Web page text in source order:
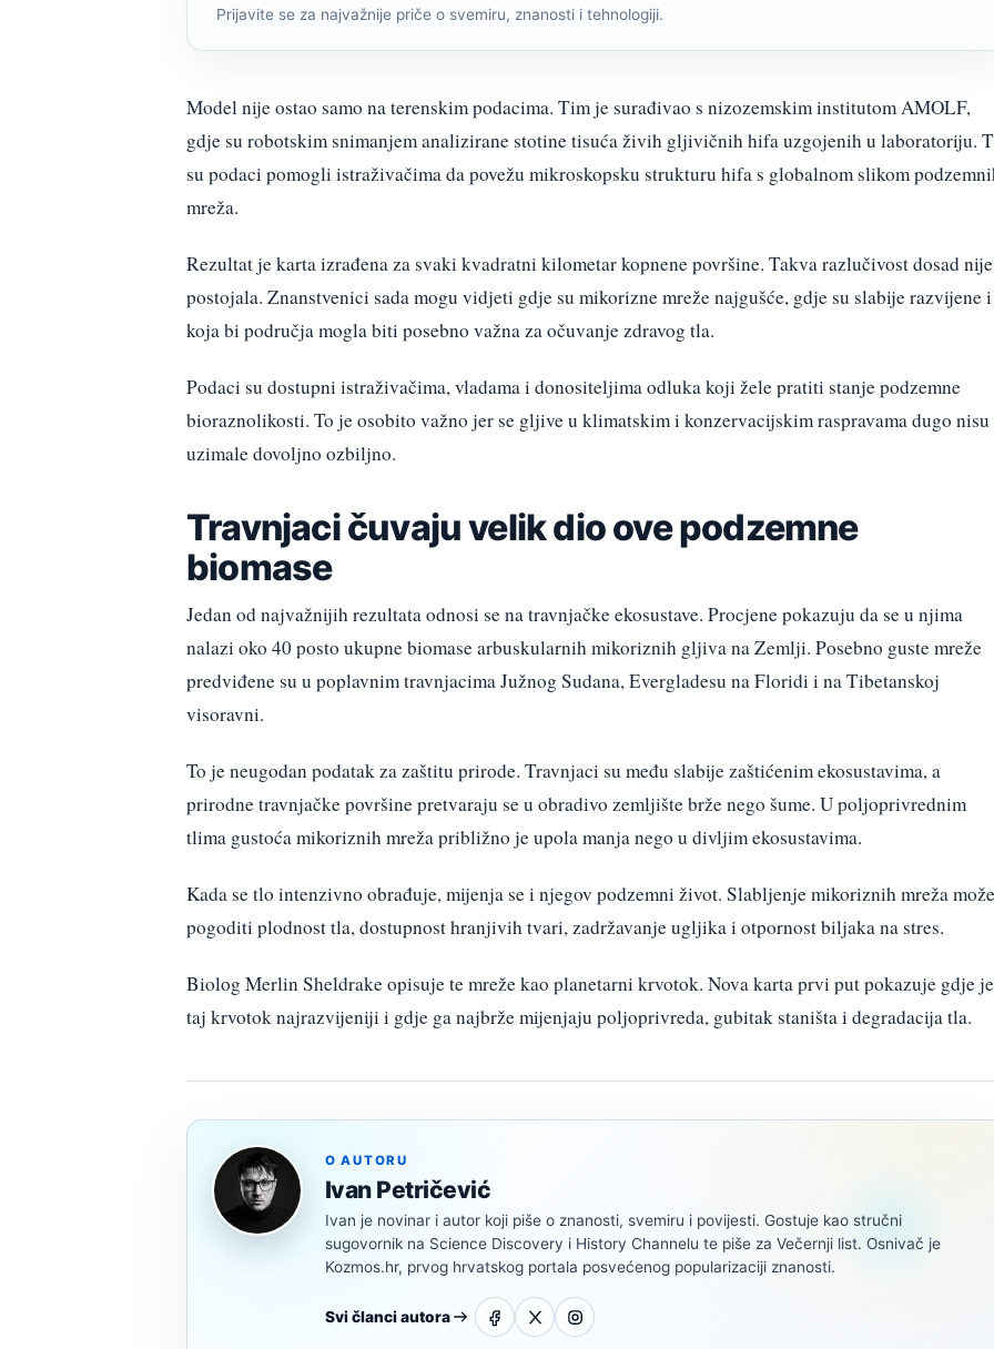
Prijavite se za najvažnije priče o svemiru, znanosti i tehnologiji.
Model nije ostao samo na terenskim podacima. Tim je surađivao s nizozemskim institutom AMOLF,
gdje su robotskim snimanjem analizirane stotine tisuća živih gljivičnih hifa uzgojenih u laboratoriju.
su podaci pomogli istraživačima da povežu mikroskopsku strukturu hifa s globalnom slikom
mreža.
Rezultat je karta izrađena za svaki kvadratni kilometar kopnene površine. Takva razlučivost dosad nije
postojala. Znanstvenici sada mogu vidjeti gdje su mikorizne mreže najgušće, gdje su slabije razvijene i
koja bi područja mogla biti posebno važna za očuvanje zdravog tla.
Podaci su dostupni istraživačima, vladama i donositeljima odluka koji žele pratiti stanje podzemne
bioraznolikosti. To je osobito važno jer se gljive u klimatskim i konzervacijskim raspravama dugo nisu
uzimale dovoljno ozbiljno.
Travnjaci čuvaju velik dio ove podzemne
biomase
Jedan od najvažnijih rezultata odnosi se na travnjačke ekosustave. Procjene pokazuju da se u njima
nalazi oko 40 posto ukupne biomase arbuskularnih mikoriznih gljiva na Zemlji. Posebno guste mreže
predviđene su u poplavnim travnjacima Južnog Sudana, Evergladesu na Floridi i na Tibetanskoj
visoravni.
To je neugodan podatak za zaštitu prirode. Travnjaci su među slabije zaštićenim ekosustavima, a
prirodne travnjačke površine pretvaraju se u obradivo zemljište brže nego šume. U poljoprivrednim
tlima gustoća mikoriznih mreža približno je upola manja nego u divljim ekosustavima.
Kada se tlo intenzivno obrađuje, mijenja se i njegov podzemni život. Slabljenje mikoriznih mreža može
pogoditi plodnost tla, dostupnost hranjivih tvari, zadržavanje ugljika i otpornost biljaka na stres.
Biolog Merlin Sheldrake opisuje te mreže kao planetarni krvotok. Nova karta prvi put pokazuje gdje je
taj krvotok najrazvijeniji i gdje ga najbrže mijenjaju poljoprivreda, gubitak staništa i degradacija tla.
O AUTORU
Ivan Petričević
Ivan je novinar i autor koji piše o znanosti, svemiru i povijesti. Gostuje kao stručni
sugovornik na Science Discovery i History Channelu te piše za Večernji list. Osnivač je
Kozmos.hr, prvog hrvatskog portala posvećenog popularizaciji znanosti.
Svi članci autora